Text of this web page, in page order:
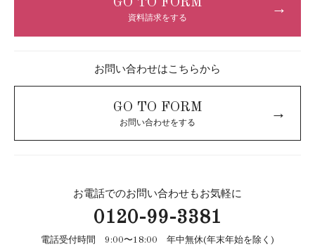
資料請求をする
→
お問い合わせはこちらから
GO TO FORM
お問い合わせをする
→
お電話でのお問い合わせもお気軽に
0120-99-3381
電話受付時間 9:00〜18:00 年中無休(年末年始を除く)